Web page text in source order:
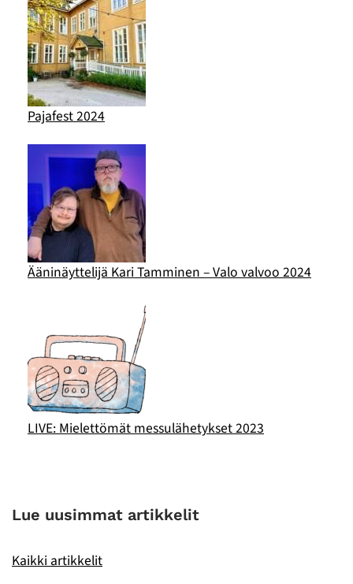
Pajafest 2024
Ääninäyttelijä Kari Tamminen – Valo valvoo 2024
LIVE: Mielettömät messulähetykset 2023
Lue uusimmat artikkelit
Kaikki artikkelit